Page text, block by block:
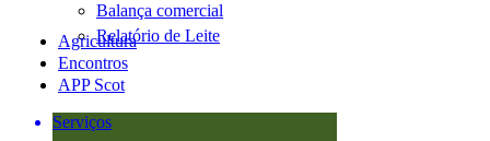
Balança comercial
Relatório de Leite
Agricultura
Encontros
APP Scot
Serviços